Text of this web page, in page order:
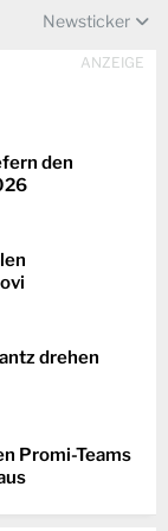
Newsticker
ANZEIGE
den
drehen
Promi-Teams